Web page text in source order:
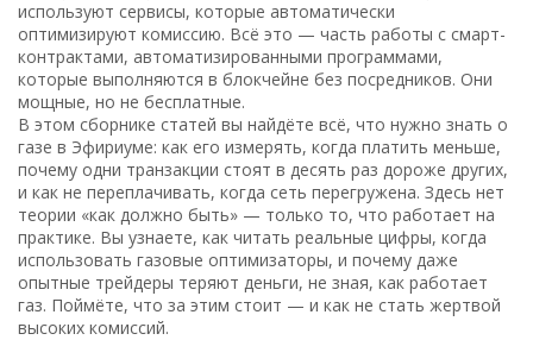
используют сервисы, которые автоматически
оптимизируют комиссию. Всё это — часть работы с смарт-
контрактами, автоматизированными программами,
которые выполняются в блокчейне без посредников. Они
мощные, но не бесплатные.
В этом сборнике статей вы найдёте всё, что нужно знать о
газе в Эфириуме: как его измерять, когда платить меньше,
почему одни транзакции стоят в десять раз дороже других,
и как не переплачивать, когда сеть перегружена. Здесь нет
теории «как должно быть» — только то, что работает на
практике. Вы узнаете, как читать реальные цифры, когда
использовать газовые оптимизаторы, и почему даже
опытные трейдеры теряют деньги, не зная, как работает
газ. Поймёте, что за этим стоит — и как не стать жертвой
высоких комиссий.